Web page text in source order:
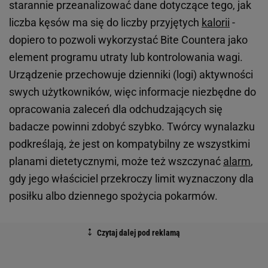
starannie przeanalizować dane dotyczące tego, jak
liczba kęsów ma się do liczby przyjętych kalorii -
dopiero to pozwoli wykorzystać Bite Countera jako
element programu utraty lub kontrolowania wagi.
Urządzenie przechowuje dzienniki (logi) aktywności
swych użytkowników, więc informacje niezbędne do
opracowania zaleceń dla odchudzających się
badacze powinni zdobyć szybko. Twórcy wynalazku
podkreślają, że jest on kompatybilny ze wszystkimi
planami dietetycznymi, może też wszczynać alarm,
gdy jego właściciel przekroczy limit wyznaczony dla
posiłku albo dziennego spożycia pokarmów.